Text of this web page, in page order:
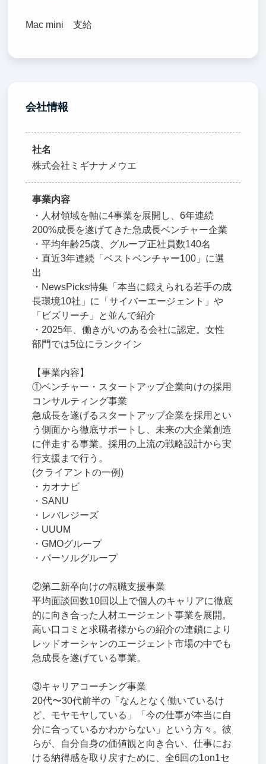
Mac mini 支給
会社情報
社名
株式会社ミギナナメウエ
事業内容
・人材領域を軸に4事業を展開し、6年連続
200%成長を遂げてきた急成長ベンチャー企業
・平均年齢25歳、グループ正社員数140名
・直近3年連続「ベストベンチャー100」に選
出
・NewsPicks特集「本当に鍛えられる若手の成
長環境10社」に「サイバーエージェント」や
「ビズリーチ」と並んで紹介
・2025年、働きがいのある会社に認定。女性
部門では5位にランクイン
【事業内容】
①ベンチャー・スタートアップ企業向けの採用
コンサルティング事業
急成長を遂げるスタートアップ企業を採用とい
う側面から徹底サポートし、未来の大企業創造
に伴走する事業。採用の上流の戦略設計から実
行支援まで行う。
(クライアントの一例)
・カオナビ
・SANU
・レバレジーズ
・UUUM
・GMOグループ
・パーソルグループ
②第二新卒向けの転職支援事業
平均面談回数10回以上で個人のキャリアに徹底
的に向き合った人材エージェント事業を展開。
高い口コミと求職者様からの紹介の連鎖により
レッドオーシャンのエージェント市場の中でも
急成長を遂げている事業。
③キャリアコーチング事業
20代〜30代前半の「なんとなく働いているけ
ど、モヤモヤしている」「今の仕事が本当に自
分に合っているかわからない」という方々。彼
らが、自分自身の価値観と向き合い、仕事にお
ける納得感を取り戻すために、全6回の1on1セ